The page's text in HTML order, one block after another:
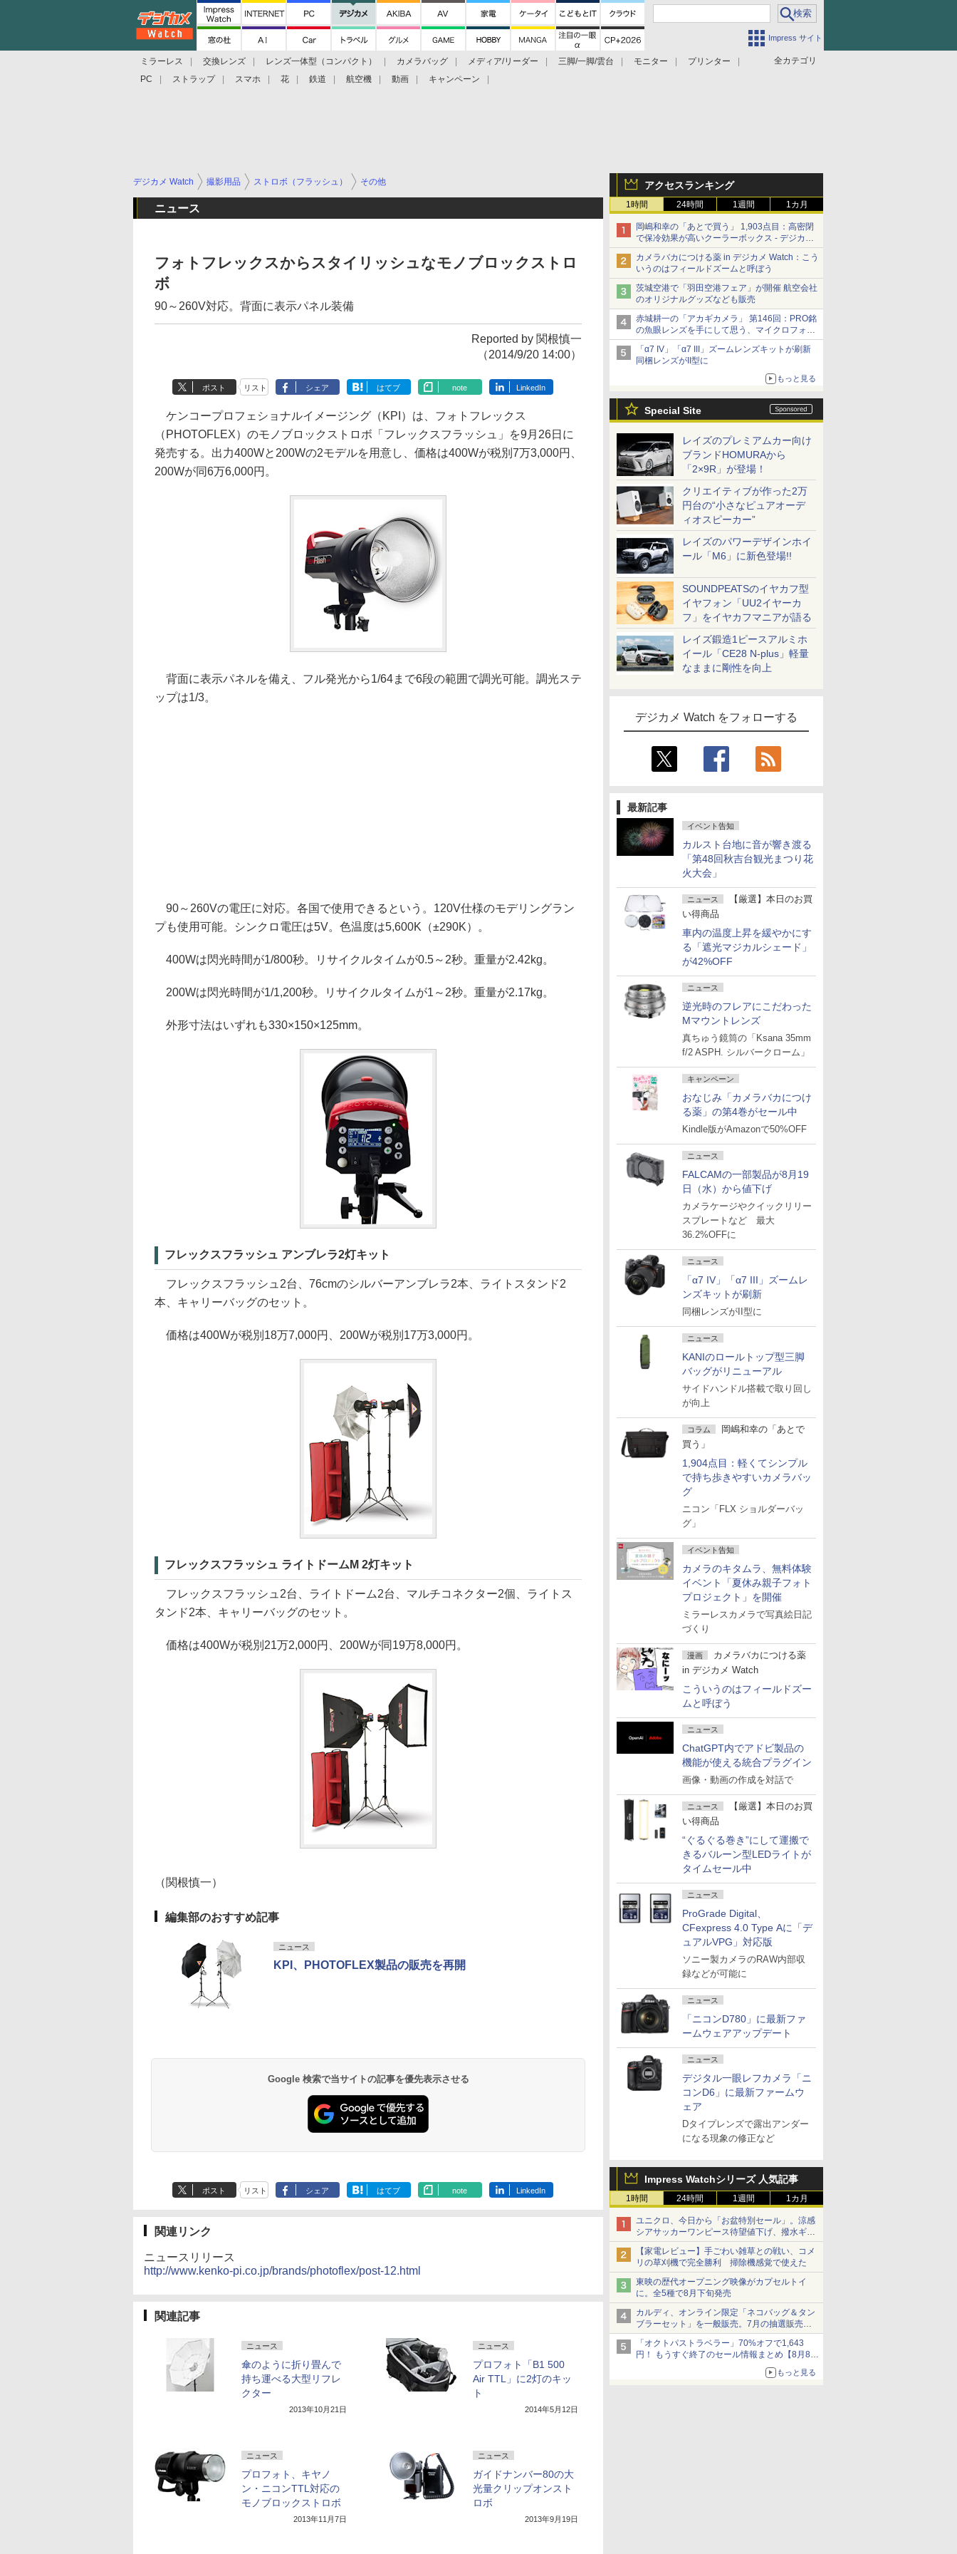
Impress サイト
全カテゴリ
ミラーレス 交換レンズ レンズ一体型（コンパクト） カメラバッグ メディア/リーダー 三脚/一脚/雲台 モニター
プリンター
PC
ストラップ スマホ 花 鉄道 航空機 動画 キャンペーン
アクセスランキング
1時間 24時間 1週間 1カ月
岡嶋和幸の「あとで買う」 1,903点目：高密閉
で保冷効果が高いクーラーボックス - デジカメ
Watch
カメラバカにつける薬 in デジカメ Watch：こう
いうのはフィールドズームと呼ぼう
茨城空港で「羽田空港フェア」が開催 航空会社
のオリジナルグッズなども販売
赤城耕一の「アカギカメラ」 第146回：PRO銘
の魚眼レンズを手にして思う、マイクロフォー
サーズへの期待と可能性
「α7 IV」「α7 III」ズームレンズキットが刷新
同梱レンズがII型に
もっと見る
Special Site
レイズのプレミアムカー向け
ブランドHOMURAから
「2×9R」が登場！
クリエイティブが作った2万
円台の“小さなピュアオーデ
ィオスピーカー”
レイズのパワーデザインホイ
ール「M6」に新色登場!!
SOUNDPEATSのイヤカフ型
イヤフォン「UU2イヤーカ
フ」をイヤカフマニアが語る
レイズ鍛造1ピースアルミホ
イール「CE28 N-plus」軽量
なままに剛性を向上
デジカメ Watch をフォローする
最新記事
イベント告知
カルスト台地に音が響き渡る
「第48回秋吉台観光まつり花
火大会」
ニュース
【厳選】本日のお買
い得商品
車内の温度上昇を緩やかにす
る「遮光マジカルシェード」
が42%OFF
ニュース
逆光時のフレアにこだわった
Mマウントレンズ
真ちゅう鏡筒の「Ksana 35mm
f/2 ASPH. シルバークローム」
キャンペーン
おなじみ「カメラバカにつけ
る薬」の第4巻がセール中
Kindle版がAmazonで50%OFF
ニュース
FALCAMの一部製品が8月19
日（水）から値下げ
カメラケージやクイックリリー
スプレートなど 最大
36.2%OFFに
ニュース
「α7 IV」「α7 III」ズームレ
ンズキットが刷新
同梱レンズがII型に
ニュース
KANIのロールトップ型三脚
バッグがリニューアル
サイドハンドル搭載で取り回し
が向上
コラム
岡嶋和幸の「あとで
買う」
1,904点目：軽くてシンプル
で持ち歩きやすいカメラバッ
グ
ニコン「FLX ショルダーバッ
グ」
イベント告知
カメラのキタムラ、無料体験
イベント「夏休み親子フォト
プロジェクト」を開催
ミラーレスカメラで写真絵日記
づくり
漫画
カメラバカにつける薬
in デジカメ Watch
こういうのはフィールドズー
ムと呼ぼう
ニュース
ChatGPT内でアドビ製品の
機能が使える統合プラグイン
画像・動画の作成を対話で
ニュース
【厳選】本日のお買
い得商品
“ぐるぐる巻き”にして運搬で
きるバルーン型LEDライトが
タイムセール中
ニュース
ProGrade Digital、
CFexpress 4.0 Type Aに「デ
ュアルVPG」対応版
ソニー製カメラのRAW内部収
録などが可能に
ニュース
「ニコンD780」に最新ファ
ームウェアアップデート
ニュース
デジタル一眼レフカメラ「ニ
コンD6」に最新ファームウ
ェア
Dタイプレンズで露出アンダー
になる現象の修正など
Impress Watchシリーズ 人気記事
1時間 24時間 1週間 1カ月
ユニクロ、今日から「お盆特別セール」。涼感
シアサッカーワンピース待望値下げ、撥水ギア
ショーツは1990円に
【家電レビュー】手ごわい雑草との戦い、コメ
リの草刈機で完全勝利 掃除機感覚で使えた
東映の歴代オープニング映像がカプセルトイ
に。全5種で8月下旬発売
カルディ、オンライン限定「ネコバッグ＆タン
ブラーセット」を一般販売。7月の抽選販売の
当選無効分
「オクトパストラベラー」70%オフで1,643
円！ もうすぐ終了のセール情報まとめ【8月8日
ニンテンドーeショップでは「大神 絶景版」が
もっと見る
デジカメ Watch 撮影用品 ストロボ（フラッシュ） その他
ニュース
フォトフレックスからスタイリッシュなモノブロックストロ
ボ
90～260V対応。背面に表示パネル装備
Reported by 関根慎一
（2014/9/20 14:00）
ポスト リスト シェア はてブ note LinkedIn
ケンコープロフェショナルイメージング（KPI）は、フォトフレックス
（PHOTOFLEX）のモノブロックストロボ「フレックスフラッシュ」を9月26日に
発売する。出力400Wと200Wの2モデルを用意し、価格は400Wが税別7万3,000円、
200Wが同6万6,000円。
背面に表示パネルを備え、フル発光から1/64まで6段の範囲で調光可能。調光ステ
ップは1/3。
90～260Vの電圧に対応。各国で使用できるという。120V仕様のモデリングラン
プも使用可能。シンクロ電圧は5V。色温度は5,600K（±290K）。
400Wは閃光時間が1/800秒。リサイクルタイムが0.5～2秒。重量が2.42kg。
200Wは閃光時間が1/1,200秒。リサイクルタイムが1～2秒。重量が2.17kg。
外形寸法はいずれも330×150×125mm。
フレックスフラッシュ アンブレラ2灯キット
フレックスフラッシュ2台、76cmのシルバーアンブレラ2本、ライトスタンド2
本、キャリーバッグのセット。
価格は400Wが税別18万7,000円、200Wが税別17万3,000円。
フレックスフラッシュ ライトドームM 2灯キット
フレックスフラッシュ2台、ライトドーム2台、マルチコネクター2個、ライトス
タンド2本、キャリーバッグのセット。
価格は400Wが税別21万2,000円、200Wが同19万8,000円。
（関根慎一）
編集部のおすすめ記事
ニュース
KPI、PHOTOFLEX製品の販売を再開
Google 検索で当サイトの記事を優先表示させる
ポスト リスト シェア はてブ note LinkedIn
関連リンク
ニュースリリース
http://www.kenko-pi.co.jp/brands/photoflex/post-12.html
関連記事
ニュース
傘のように折り畳んで
持ち運べる大型リフレ
クター
2013年10月21日
ニュース
プロフォト「B1 500
Air TTL」に2灯のキッ
ト
2014年5月12日
ニュース
プロフォト、キヤノ
ン・ニコンTTL対応の
モノブロックストロボ
2013年11月7日
ニュース
ガイドナンバー80の大
光量クリップオンスト
ロボ
2013年9月19日